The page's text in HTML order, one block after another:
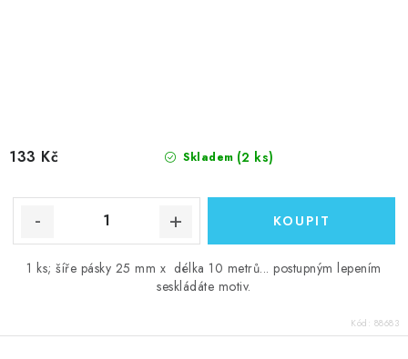
Skladem (2 ks)
133 Kč
1 ks; šíře pásky 25 mm x délka 10 metrů... postupným lepením
seskládáte motiv.
Kód: 88683